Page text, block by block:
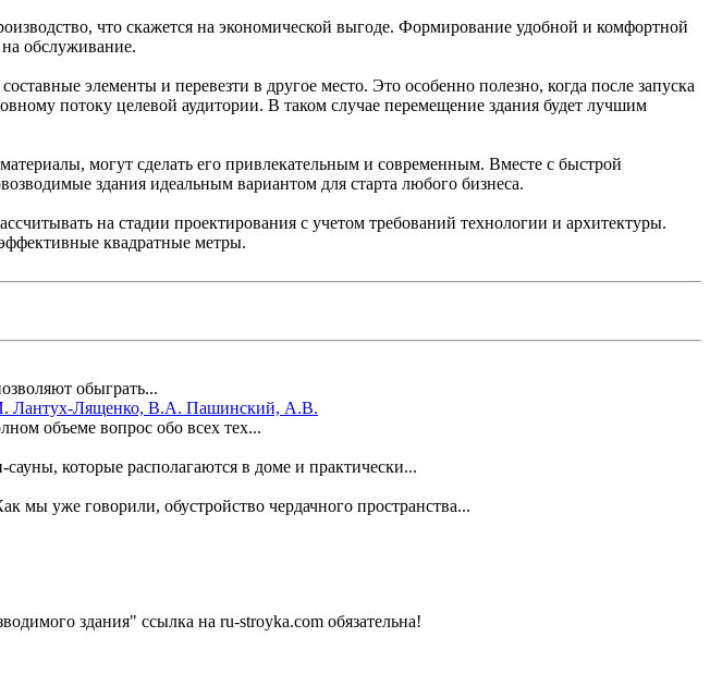
что скажется на экономической выгоде. Формирование удобной и комфортной
обслуживание.
элементы и перевезти в другое место. Это особенно полезно, когда после запуска
потоку целевой аудитории. В таком случае перемещение здания будет лучшим
могут сделать его привлекательным и современным. Вместе с быстрой
здания идеальным вариантом для старта любого бизнеса.
на стадии проектирования с учетом требований технологии и архитектуры.
квадратные метры.
обыграть...
Лантух-Лященко, В.А. Пашинский, А.В.
объеме вопрос обо всех тех...
которые располагаются в доме и практически...
мы уже говорили, обустройство чердачного пространства...
здания" ссылка на ru-stroyka.com обязательна!